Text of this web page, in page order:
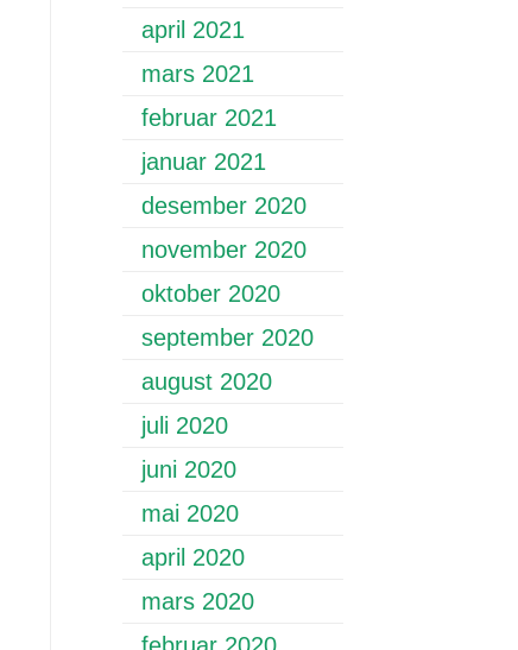
april 2021
mars 2021
februar 2021
januar 2021
desember 2020
november 2020
oktober 2020
september 2020
august 2020
juli 2020
juni 2020
mai 2020
april 2020
mars 2020